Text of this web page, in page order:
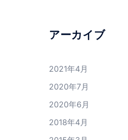
アーカイブ
2021年4月
2020年7月
2020年6月
2018年4月